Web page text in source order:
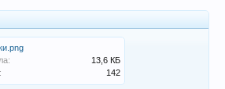
13,6 КБ
142